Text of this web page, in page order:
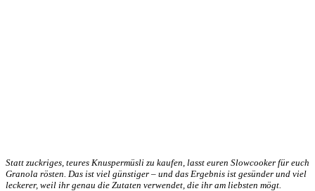
Statt zuckriges, teures Knuspermüsli zu kaufen, lasst euren Slowcooker für euch
Granola rösten. Das ist viel günstiger – und das Ergebnis ist gesünder und viel
leckerer, weil ihr genau die Zutaten verwendet, die ihr am liebsten mögt.